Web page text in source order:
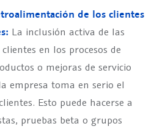
de los clientes
La inclusión activa de las
en los procesos de
o mejoras de servicio
empresa toma en serio el
Esto puede hacerse a
pruebas beta o grupos